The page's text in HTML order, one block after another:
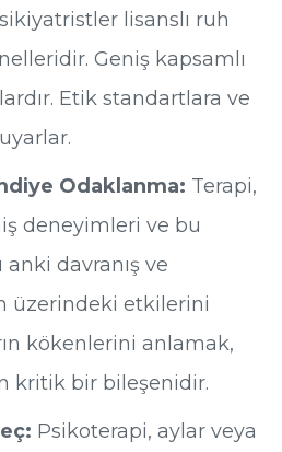
lisanslı ruh
Geniş kapsamlı
Etik standartlara ve
Odaklanma: Terapi,
deneyimleri ve bu
davranış ve
üzerindeki etkilerini
kökenlerini anlamak,
kritik bir bileşenidir.
Psikoterapi, aylar veya